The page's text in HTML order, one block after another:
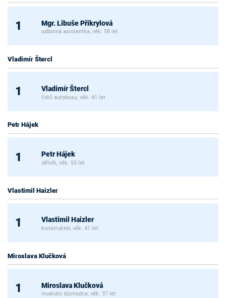
1 Mgr. Libuše Přikrylová
odborná asistentka, věk: 58 let
Vladimír Štercl
1 Vladimír Štercl
řidič autobusu, věk: 41 let
Petr Hájek
1 Petr Hájek
dělník, věk: 55 let
Vlastimil Haizler
1 Vlastimil Haizler
konstruktér, věk: 41 let
Miroslava Klučková
1 Miroslava Klučková
invalidní důchodce, věk: 37 let